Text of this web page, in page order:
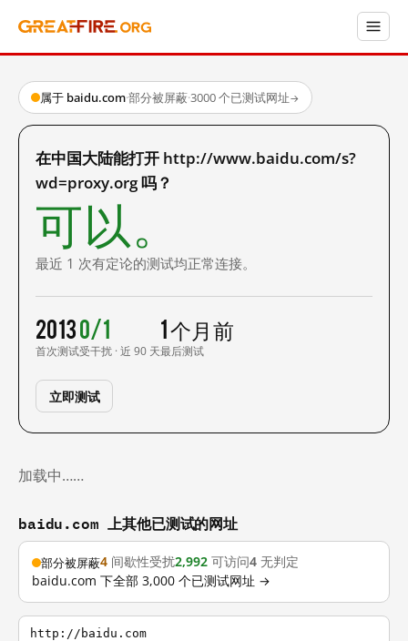
属于 baidu.com·部分被屏蔽·3000 个已测试网址→
在中国大陆能打开 http://www.baidu.com/s?
wd=proxy.org 吗？
可以。
最近 1 次有定论的测试均正常连接。
2013
首次测试
0/1
受干扰 · 近 90 天
1 个月前
最后测试
立即测试
加载中……
baidu.com 上其他已测试的网址
部分被屏蔽4 间歇性受扰2,992 可访问4 无判定
baidu.com 下全部 3,000 个已测试网址 →
http://baidu.com